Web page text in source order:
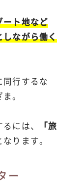
ート地など
しながら働く
行するな
。
には、
「旅
なります。
ー